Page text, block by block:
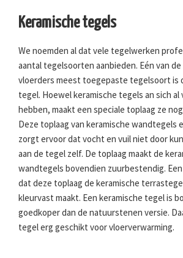
Keramische tegels
We noemden al dat vele tegelwerken
aantal tegelsoorten aanbieden. Eén van
vloerders meest toegepaste tegelsoort is
tegel. Hoewel keramische tegels an sich al
hebben, maakt een speciale toplaag ze
Deze toplaag van keramische wandtegels
zorgt ervoor dat vocht en vuil niet door
aan de tegel zelf. De toplaag maakt de
wandtegels bovendien zuurbestendig.
dat deze toplaag de keramische
kleurvast maakt. Een keramische tegel is
goedkoper dan de natuurstenen versie.
tegel erg geschikt voor vloerverwarming.